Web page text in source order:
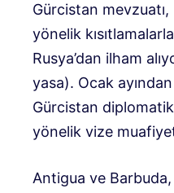
Gürcistan
yönelik
Rusya’dan ilham
yasa). Ocak
Gürcistan
yönelik vize
Antigua ve